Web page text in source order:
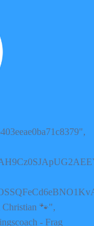
Christian 🐾",
- Frag